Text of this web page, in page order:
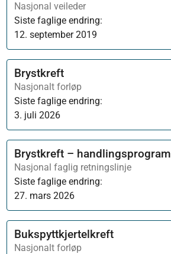
Nasjonal veileder
Siste faglige endring:
12. september 2019
Brystkreft
Nasjonalt forløp
Siste faglige endring:
3. juli 2026
Brystkreft – handlingsprogram
Nasjonal faglig retningslinje
Siste faglige endring:
27. mars 2026
Bukspyttkjertelkreft
Nasjonalt forløp